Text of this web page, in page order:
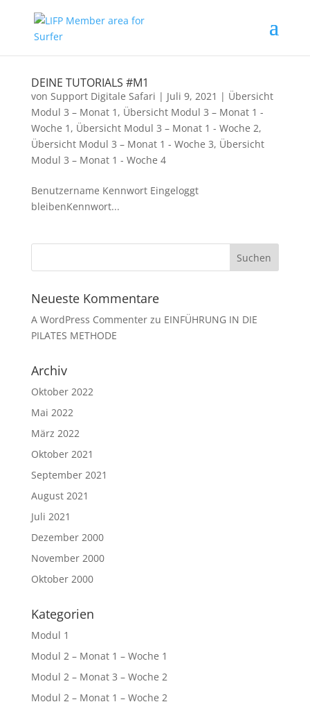
DEINE TUTORIALS #M1
von Support Digitale Safari | Juli 9, 2021 | Übersicht
Modul 3 – Monat 1 , Übersicht Modul 3 – Monat 1 -
Woche 1 , Übersicht Modul 3 – Monat 1 - Woche 2,
Übersicht Modul 3 – Monat 1 - Woche 3, Übersicht
Modul 3 – Monat 1 - Woche 4
Benutzername Kennwort Eingeloggt
bleibenKennwort...
Neueste Kommentare
A WordPress Commenterzu EINFÜHRUNG IN DIE
PILATES METHODE
Archiv
Oktober 2022
Mai 2022
März 2022
Oktober 2021
September 2021
August 2021
Juli 2021
Dezember 2000
November 2000
Oktober 2000
Kategorien
Modul 1
Modul 2 – Monat 1 – Woche 1
Modul 2 – Monat 3 – Woche 2
Modul 2 – Monat 1 – Woche 2